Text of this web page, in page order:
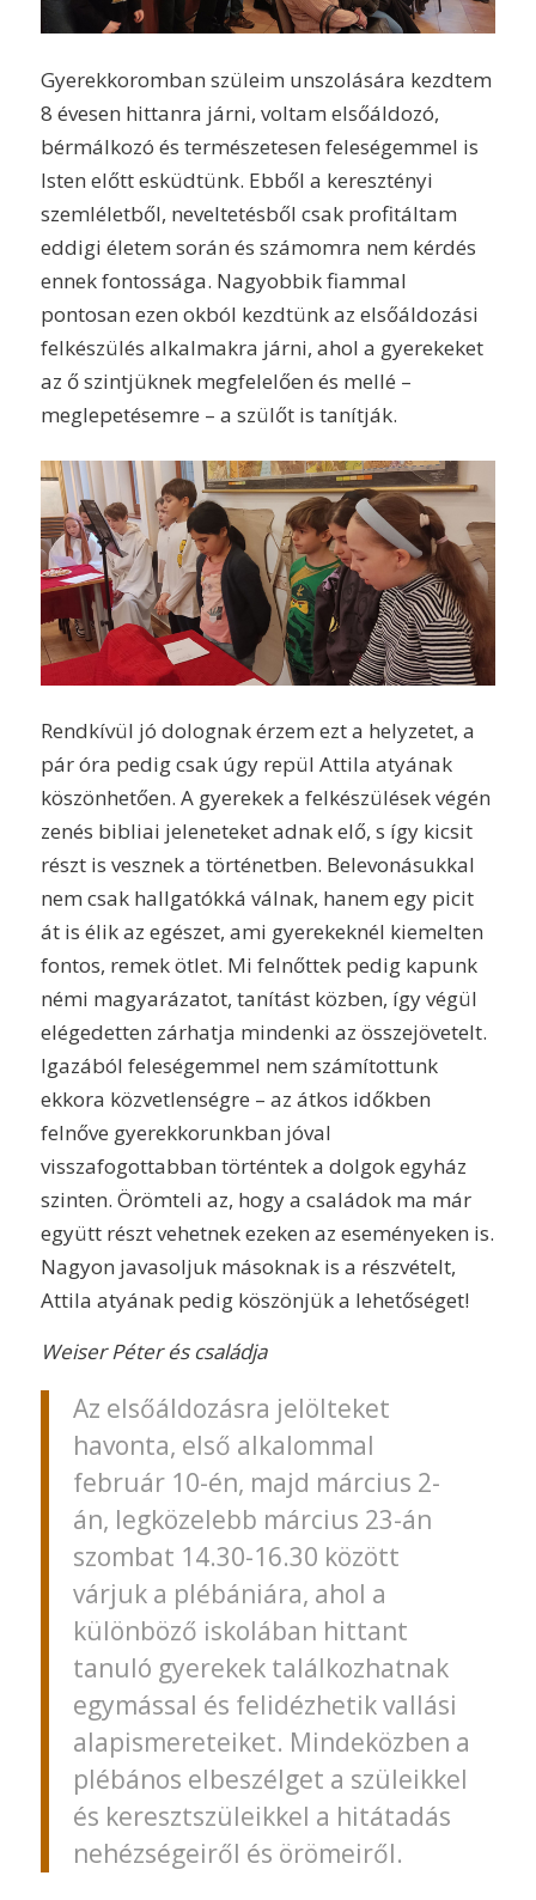
Gyerekkoromban szüleim unszolására kezdtem
8 évesen hittanra járni, voltam elsőáldozó,
bérmálkozó és természetesen feleségemmel is
Isten előtt esküdtünk. Ebből a keresztényi
szemléletből, neveltetésből csak profitáltam
eddigi életem során és számomra nem kérdés
ennek fontossága. Nagyobbik fiammal
pontosan ezen okból kezdtünk az elsőáldozási
felkészülés alkalmakra járni, ahol a gyerekeket
az ő szintjüknek megfelelően és mellé –
meglepetésemre – a szülőt is tanítják.
Rendkívül jó dolognak érzem ezt a helyzetet, a
pár óra pedig csak úgy repül Attila atyának
köszönhetően. A gyerekek a felkészülések végén
zenés bibliai jeleneteket adnak elő, s így kicsit
részt is vesznek a történetben. Belevonásukkal
nem csak hallgatókká válnak, hanem egy picit
át is élik az egészet, ami gyerekeknél kiemelten
fontos, remek ötlet. Mi felnőttek pedig kapunk
némi magyarázatot, tanítást közben, így végül
elégedetten zárhatja mindenki az összejövetelt.
Igazából feleségemmel nem számítottunk
ekkora közvetlenségre – az átkos időkben
felnőve gyerekkorunkban jóval
visszafogottabban történtek a dolgok egyház
szinten. Örömteli az, hogy a családok ma már
együtt részt vehetnek ezeken az eseményeken is.
Nagyon javasoljuk másoknak is a részvételt,
Attila atyának pedig köszönjük a lehetőséget!
Weiser Péter és családja
Az elsőáldozásra jelölteket
havonta, első alkalommal
február 10-én, majd március 2-
án, legközelebb március 23-án
szombat 14.30-16.30 között
várjuk a plébániára, ahol a
különböző iskolában hittant
tanuló gyerekek találkozhatnak
egymással és felidézhetik vallási
alapismereteiket. Mindeközben a
plébános elbeszélget a szüleikkel
és keresztszüleikkel a hitátadás
nehézségeiről és örömeiről.